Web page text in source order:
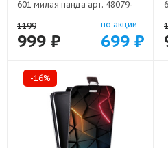
601 милая панда арт: 48079-
1199
999 ₽
по акции
699 ₽
-16%